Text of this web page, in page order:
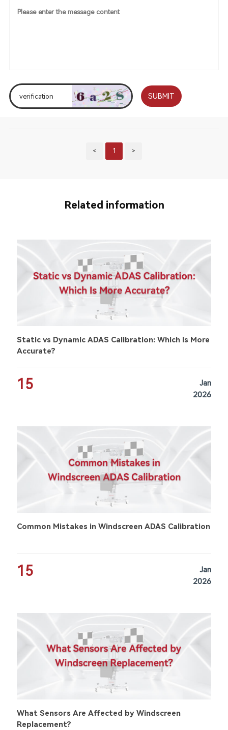
SUBMIT
< 1 >
Related information
Static vs Dynamic ADAS Calibration: Which Is More
Accurate?
15
Jan
2026
Common Mistakes in Windscreen ADAS Calibration
15
Jan
2026
What Sensors Are Affected by Windscreen
Replacement?